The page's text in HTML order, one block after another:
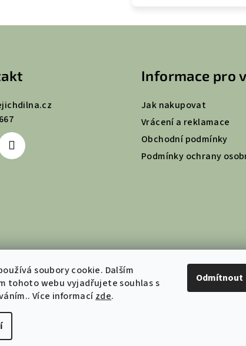
soubory cookie. Dalším
tohoto webu vyjadřujete souhlas s
Více informacízde.
Odmítnout
Informace pro
Jak nakupovat
Vrácení a reklamace
Obchodní podmínky
Podmínky ochrany